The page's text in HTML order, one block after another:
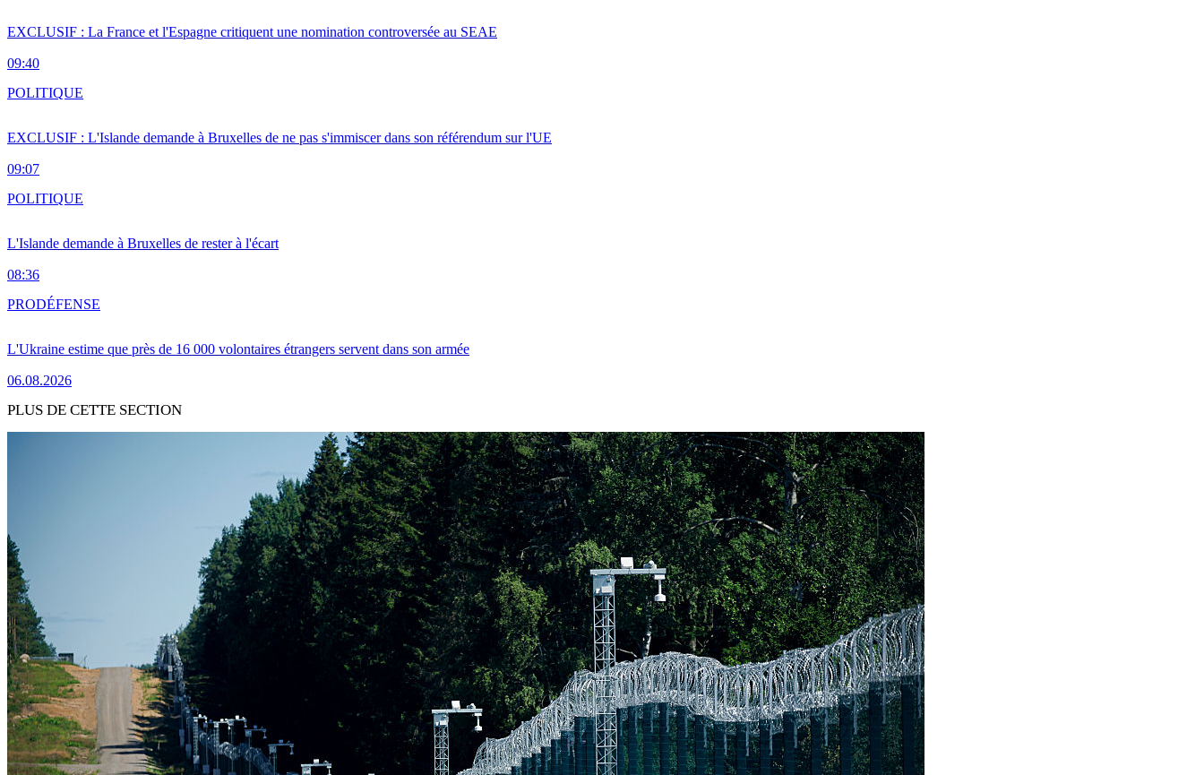
EXCLUSIF : La France et l'Espagne critiquent une nomination controversée au SEAE
09:40
EXCLUSIF : L'Islande demande à Bruxelles de ne pas s'immiscer dans son référendum sur l'UE
09:07
POLITIQUE
L'Islande demande à Bruxelles de rester à l'écart
08:36
POLITIQUE
L'Ukraine estime que près de 16 000 volontaires étrangers servent dans son armée
06.08.2026
PRODÉFENSE
PLUS DE CETTE SECTION